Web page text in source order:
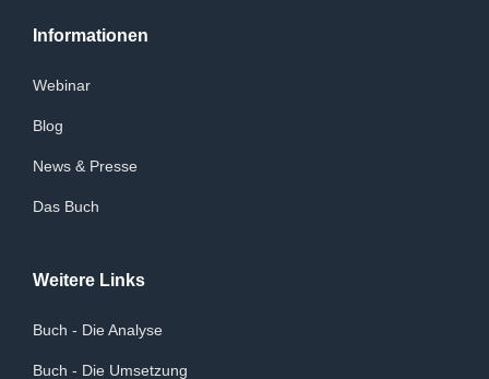
Informationen
Webinar
Blog
News & Presse
Das Buch
Weitere Links
Buch - Die Analyse
Buch - Die Umsetzung